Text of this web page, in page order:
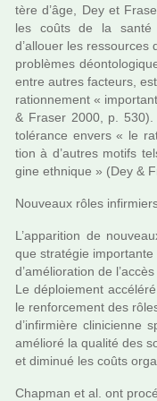
tère d’âge, Dey et
les coûts de la santé
d’allouer les res­sour­ces
pro­blè­mes
entre autres fac­teurs,
ration­ne­ment «
& Fraser 2000, p. 530).
tolé­rance envers « le
tion à d’autres motifs
gine eth­ni­que » (Dey &
Nouveaux rôles
L’appa­ri­tion de
que stra­té­gie impor­tante
d’amé­lio­ra­tion de
Le déploie­ment
le ren­for­ce­ment des
d’infir­mière cli­ni­cienne
amé­lioré la qua­lité des
et dimi­nué les coûts
Chapman et al. ont